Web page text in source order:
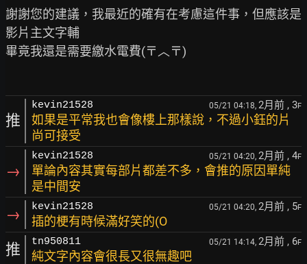
謝謝您的建議，我最近的確有在考慮這件事，但應該是
影片主文字輔
畢竟我還是需要繳水電費(〒︿〒)
推
kevin21528 05/21 04:18, 2月前 , 3F
如果是平常我也會像樓上那樣說，不過小鈺的片
尚可接受
→
kevin21528 05/21 04:20, 2月前 , 4F
單論內容其實每部片都差不多，會推的原因單純
是中間安
→ kevin21528 05/21 04:20, 2月前 , 5F
插的梗有時候滿好笑的(O
推 tn950811 05/21 14:14, 2月前 , 6F
純文字內容會很長又很無趣吧